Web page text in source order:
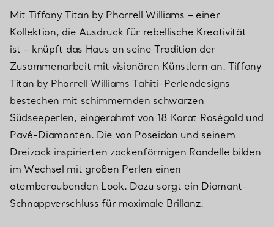
Mit Tiffany Titan by Pharrell Williams – einer
Kollektion, die Ausdruck für rebellische Kreativität
ist – knüpft das Haus an seine Tradition der
Zusammenarbeit mit visionären Künstlern an. Tiffany
Titan by Pharrell Williams Tahiti-Perlendesigns
bestechen mit schimmernden schwarzen
Südseeperlen, eingerahmt von 18 Karat Roségold und
Pavé-Diamanten. Die von Poseidon und seinem
Dreizack inspirierten zackenförmigen Rondelle bilden
im Wechsel mit großen Perlen einen
atemberaubenden Look. Dazu sorgt ein Diamant-
Schnappverschluss für maximale Brillanz.